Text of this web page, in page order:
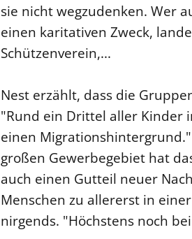
sie nicht wegzudenken. Wer
einen karitativen Zweck,
Schützenverein,...
Nest erzählt, dass die
"Rund ein Drittel aller Kinder
einen
großen Gewerbegebiet hat
auch einen Gutteil neuer
Menschen zu allererst in
nirgends. "Höchstens noch